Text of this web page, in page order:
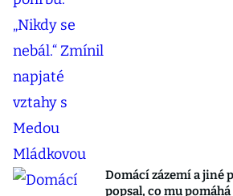
Domácí zázemí a jiné
popsal, co mu